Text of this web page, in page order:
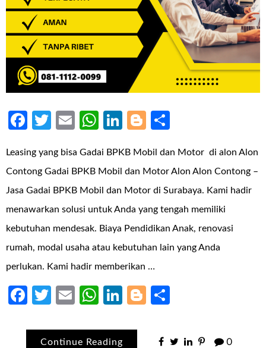
Facebook
Twitter
EmailWhatsApp
LinkedIn
Blogger
Leasing yang bisa Gadai BPKB Mobil dan Motor di alon Alon
Contong Gadai BPKB Mobil dan Motor Alon Alon Contong –
Jasa Gadai BPKB Mobil dan Motor di Surabaya. Kami hadir
menawarkan solusi untuk Anda yang tengah memiliki
kebutuhan mendesak. Biaya Pendidikan Anak, renovasi
rumah, modal usaha atau kebutuhan lain yang Anda
perlukan. Kami hadir memberikan …
Facebook
Twitter
EmailWhatsApp
LinkedIn
Blogger
Continue Reading 0